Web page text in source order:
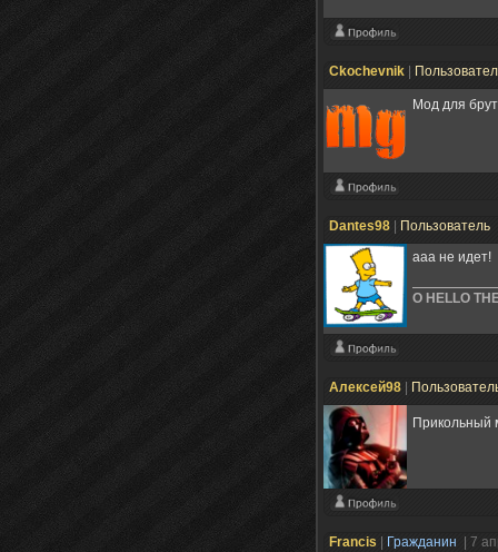
Ckochevnik
Мод для
Dantes98 Пользователь
ааа не идет!
O HELLO
Алексей98
Прикольный
Francis Гражданин | 7